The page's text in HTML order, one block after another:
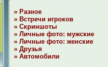
» Разное
» Встречи игроков
» Скриншоты
» Личные фото: мужские
» Личные фото: женские
» Друзья
» Автомобили